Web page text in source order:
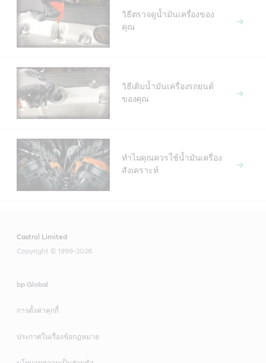
วิธีตรวจดูน้ำมันเครื่องของ
คุณ
วิธีเติมน้ำมันเครื่องรถยนต์
ของคุณ
ทำไมคุณควรใช้น้ำมันเครื่อง
สังเคราะห์
Castrol Limited
Copyright © 1999-2026
bp Global
การตั้งค่าคุกกี้
ประกาศในเรื่องข้อกฎหมาย